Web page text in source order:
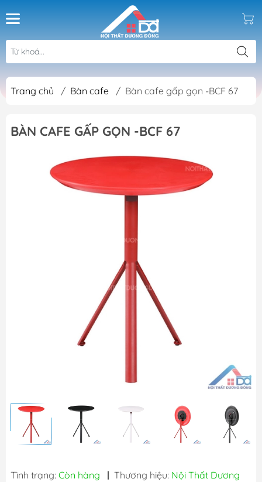
Trang chủ / Bàn cafe / Bàn cafe gấp gọn -BCF 67
BÀN CAFE GẤP GỌN -BCF 67
Tình trạng: Còn hàng | Thương hiệu: Nội Thất Dương